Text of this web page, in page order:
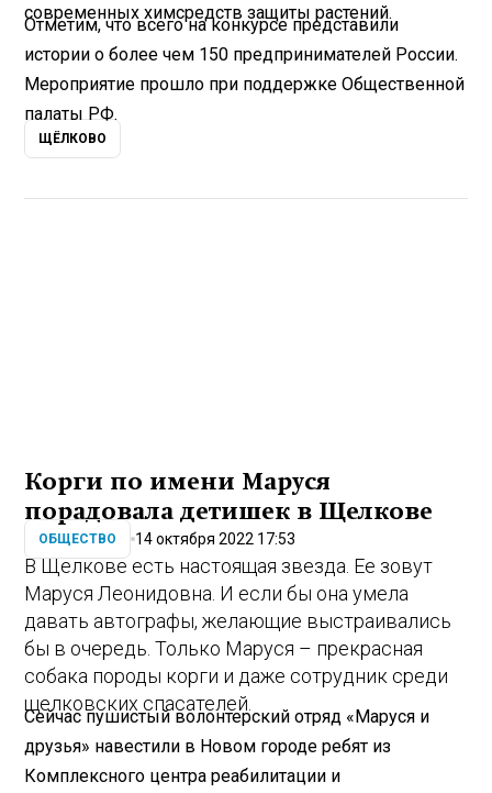
современных химсредств защиты растений.
Отметим, что всего на конкурсе представили
истории о более чем 150 предпринимателей России.
Мероприятие прошло при поддержке Общественной
палаты РФ.
ЩЁЛКОВО
Корги по имени Маруся
порадовала детишек в Щелкове
ОБЩЕСТВО 14 октября 2022 17:53
В Щелкове есть настоящая звезда. Ее зовут
Маруся Леонидовна. И если бы она умела
давать автографы, желающие выстраивались
бы в очередь. Только Маруся – прекрасная
собака породы корги и даже сотрудник среди
щелковских спасателей.
Сейчас пушистый волонтерский отряд «Маруся и
друзья» навестили в Новом городе ребят из
Комплексного центра реабилитации и